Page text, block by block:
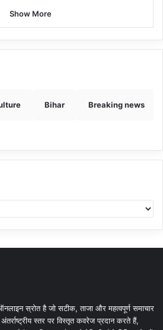
Show More
Bihar Breaking news
स्रोत है जो सटीक, ताजा और महत्वपूर्ण समाचार
स्तर पर विस्तृत कवरेज प्रदान करते हैं,